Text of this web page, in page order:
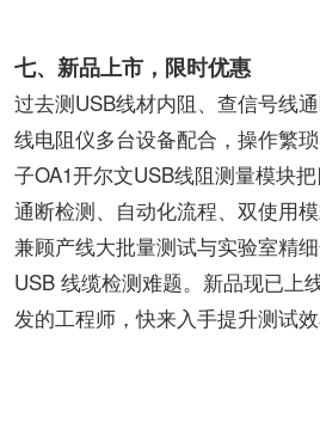
七、新品上市，限时优惠
过去测USB线材内阻、查信号线
线电阻仪多台设备配合，操作繁
子OA1开尔文USB线阻测量模块
通断检测、自动化流程、双使用
兼顾产线大批量测试与实验室精
USB 线缆检测难题。新品现已上
发的工程师，快来入手提升测试效